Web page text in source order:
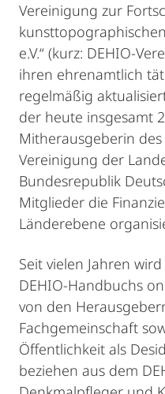
Vereinigung zur
e.V.“ (kurz: DEHIO-
ihren ehrenamtlich
regelmäßig
der heute insgesamt
Mitherausgeberin
Vereinigung der
Bundesrepublik
Mitglieder die
Länderebene
Seit vielen Jahren
DEHIO-Handbuchs
von den
Fachgemeinschaft
Öffentlichkeit als
beziehen aus dem